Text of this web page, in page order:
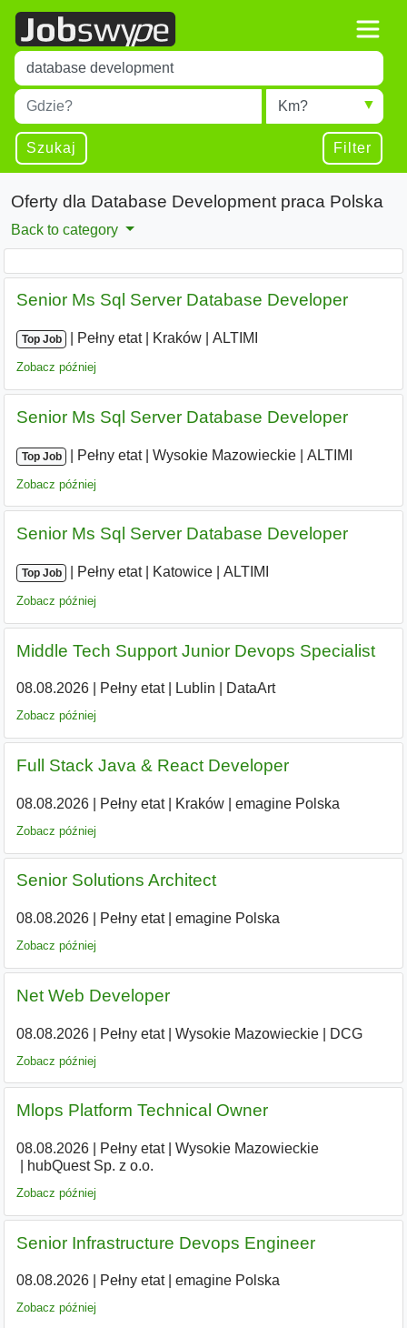
Title
Type 1 or more characters for results.
Miejscowość
Type 1 or more characters for results.
Radius
Szukaj Filter
Oferty dla Database Development praca Polska
Back to category
Senior Ms Sql Server Database Developer
Top Job Pełny etat| Kraków ALTIMI
Zobacz później
Senior Ms Sql Server Database Developer
Top Job Pełny etat| Wysokie Mazowieckie ALTIMI
Zobacz później
Senior Ms Sql Server Database Developer
Top Job Pełny etat| Katowice ALTIMI
Zobacz później
Middle Tech Support Junior Devops Specialist
08.08.2026| Pełny etat| Lublin DataArt
Zobacz później
Full Stack Java & React Developer
08.08.2026| Pełny etat| Kraków| emagine Polska
Zobacz później
Senior Solutions Architect
08.08.2026| Pełny etat| emagine Polska
Zobacz później
Net Web Developer
08.08.2026| Pełny etat| Wysokie Mazowieckie| DCG
Zobacz później
Mlops Platform Technical Owner
08.08.2026| Pełny etat| Wysokie Mazowieckie|
hubQuest Sp. z o.o.
Zobacz później
Senior Infrastructure Devops Engineer
08.08.2026| Pełny etat| emagine Polska
Zobacz później